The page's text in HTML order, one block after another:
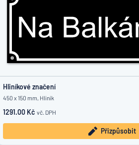
Hliníkové značení
450 x 150 mm, Hliník
1291.00 Kč vč. DPH
Přizpůsobit